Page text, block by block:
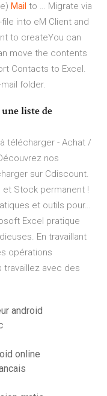
Mail to … Migrate via
into eM Client and
to createYou can
move the contents
Contacts to Excel.
folder.
liste de
télécharger - Achat /
nos
sur Cdiscount.
et Stock permanent !
et outils pour…
Excel pratique
En travaillant
opérations
travaillez avec des
android
online